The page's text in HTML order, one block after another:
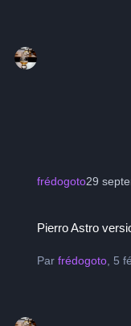
frédogoto29
Pierro Astro
Parfrédogoto 5